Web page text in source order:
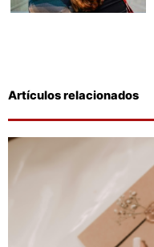
Artículos relacionados